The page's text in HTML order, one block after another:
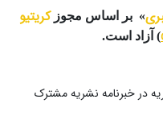
» بر اساس مجوزکریتیو
) آزاد است.
در خبرنامه نشریه مشترک